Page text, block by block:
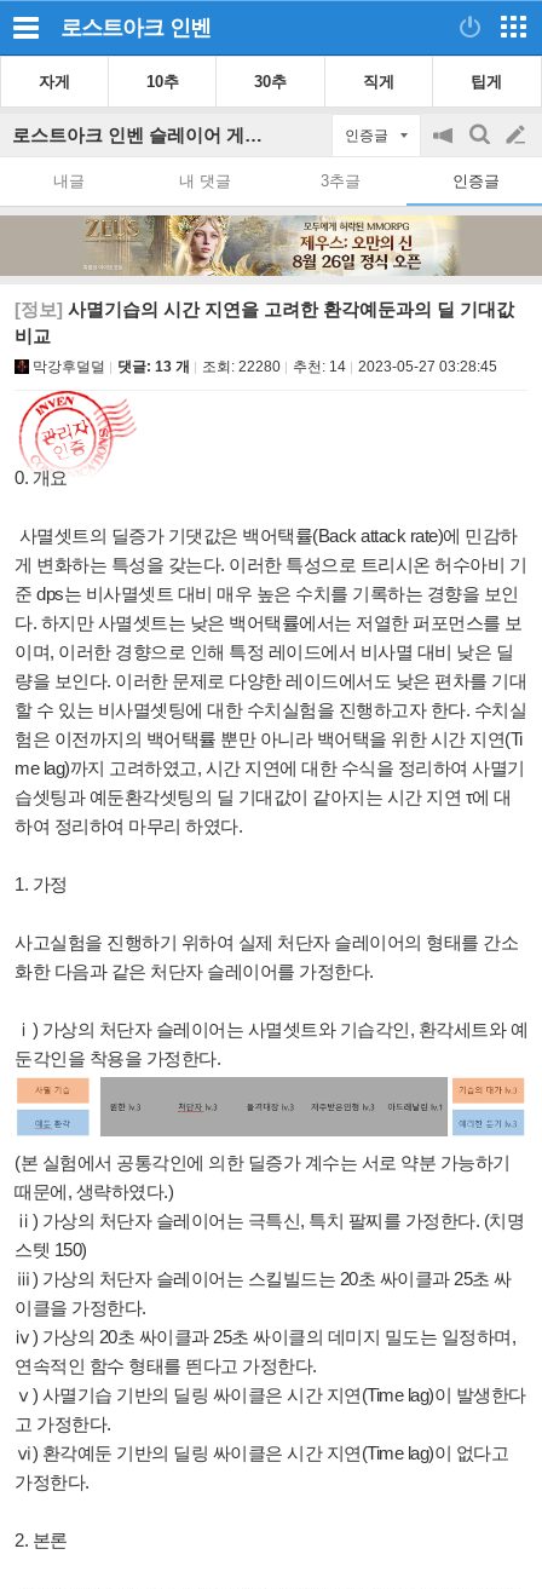
로스트아크 인벤
자게 10추 30추 직게 팁게
로스트아크 인벤 슬레이어 게시판 인증글
공
on/off
검
색
글
쓰
내글 내 댓글 3추글 인증글
[정보] 사멸기습의 시간 지연을 고려한 환각예둔과의 딜 기대값
비교
막강후덜덜 댓글: 13 개 조회: 22280 추천: 14 2023-05-27 03:28:45
0. 개요
사멸셋트의 딜증가 기댓값은 백어택률(Back attack rate)에 민감하
게 변화하는 특성을 갖는다. 이러한 특성으로 트리시온 허수아비 기
준 dps는 비사멸셋트 대비 매우 높은 수치를 기록하는 경향을 보인
다. 하지만 사멸셋트는 낮은 백어택률에서는 저열한 퍼포먼스를 보
이며, 이러한 경향으로 인해 특정 레이드에서 비사멸 대비 낮은 딜
량을 보인다. 이러한 문제로 다양한 레이드에서도 낮은 편차를 기대
할 수 있는 비사멸셋팅에 대한 수치실험을 진행하고자 한다. 수치실
험은 이전까지의 백어택률 뿐만 아니라 백어택을 위한 시간 지연(Ti
me lag)까지 고려하였고, 시간 지연에 대한 수식을 정리하여 사멸기
습셋팅과 예둔환각셋팅의 딜 기대값이 같아지는 시간 지연 τ에 대
하여 정리하여 마무리 하였다.
1. 가정
사고실험을 진행하기 위하여 실제 처단자 슬레이어의 형태를 간소
화한 다음과 같은 처단자 슬레이어를 가정한다.
ⅰ) 가상의 처단자 슬레이어는 사멸셋트와 기습각인, 환각세트와 예
둔각인을 착용을 가정한다.
(본 실험에서 공통각인에 의한 딜증가 계수는 서로 약분 가능하기
때문에, 생략하였다.)
ⅱ) 가상의 처단자 슬레이어는 극특신, 특치 팔찌를 가정한다. (치명
스텟 150)
ⅲ) 가상의 처단자 슬레이어는 스킬빌드는 20초 싸이클과 25초 싸
이클을 가정한다.
ⅳ) 가상의 20초 싸이클과 25초 싸이클의 데미지 밀도는 일정하며,
연속적인 함수 형태를 띈다고 가정한다.
ⅴ) 사멸기습 기반의 딜링 싸이클은 시간 지연(Time lag)이 발생한다
고 가정한다.
ⅵ) 환각예둔 기반의 딜링 싸이클은 시간 지연(Time lag)이 없다고
가정한다.
2. 본론